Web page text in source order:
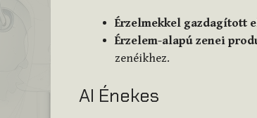
Érzelmekkel gazdagított
Érzelem-alapú zenei
zenéikhez.
AI Énekes